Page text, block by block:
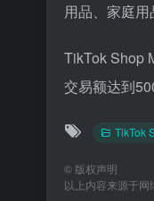
用品、家庭用
TikTok Shop
交易额达到
TikTok
© 版权声明
以上内容来源于网